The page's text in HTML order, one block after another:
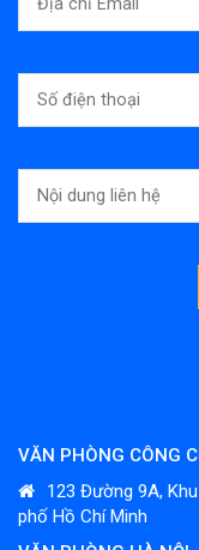
VĂN PHÒNG CÔNG
123 Đường 9A,
phố Hồ Chí Minh